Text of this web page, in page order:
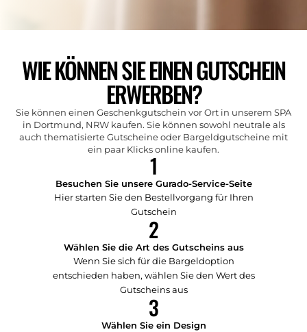
WIE KÖNNEN SIE EINEN GUTSCHEIN
ERWERBEN?
Sie können einen Geschenkgutschein vor Ort in unserem SPA
in Dortmund, NRW kaufen. Sie können sowohl neutrale als
auch thematisierte Gutscheine oder Bargeldgutscheine mit
ein paar Klicks online kaufen.
1
Besuchen Sie unsere Gurado-Service-Seite
Hier starten Sie den Bestellvorgang für Ihren
Gutschein
2
Wählen Sie die Art des Gutscheins aus
Wenn Sie sich für die Bargeldoption
entschieden haben, wählen Sie den Wert des
Gutscheins aus
3
Wählen Sie ein Design